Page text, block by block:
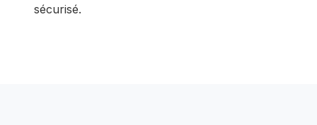
sécurisé.